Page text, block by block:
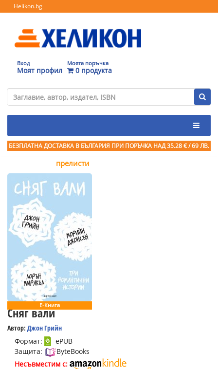
Helikon.bg
Вход
Моят профил
Моята поръчка
0 продукта
БЕЗПЛАТНА ДОСТАВКА В БЪЛГАРИЯ ПРИ ПОРЪЧКА НАД 35.28 € / 69 ЛВ.
прелисти
Е-Книга
Сняг вали
Автор: Джон Грийн
Формат:
ePUB
Защита:
ByteBooks
Несъвместим с: